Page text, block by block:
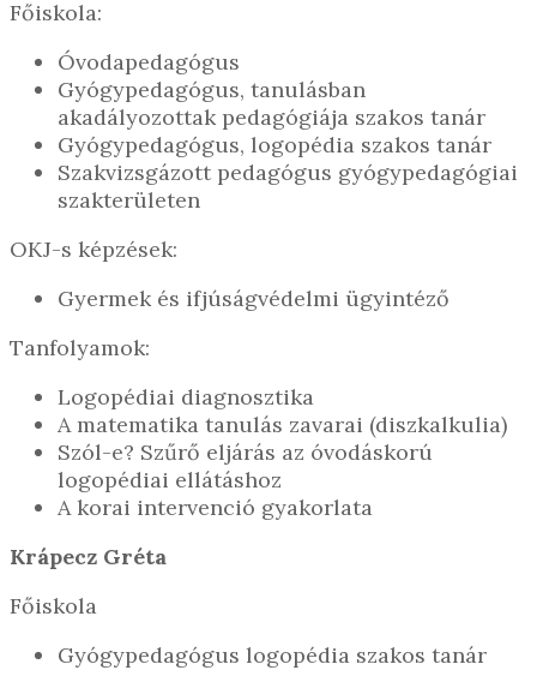
Főiskola:
Óvodapedagógus
Gyógypedagógus, tanulásban
akadályozottak pedagógiája szakos tanár
Gyógypedagógus, logopédia szakos tanár
Szakvizsgázott pedagógus gyógypedagógiai
szakterületen
OKJ-s képzések:
Gyermek és ifjúságvédelmi ügyintéző
Tanfolyamok:
Logopédiai diagnosztika
A matematika tanulás zavarai (diszkalkulia)
Szól-e? Szűrő eljárás az óvodáskorú
logopédiai ellátáshoz
A korai intervenció gyakorlata
Krápecz Gréta
Főiskola
Gyógypedagógus logopédia szakos tanár